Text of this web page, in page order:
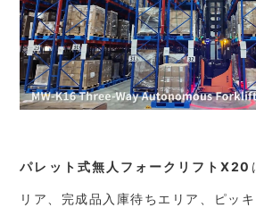
パレット式無人フォークリフトX20
リア、完成品入庫待ちエリア、ピッ